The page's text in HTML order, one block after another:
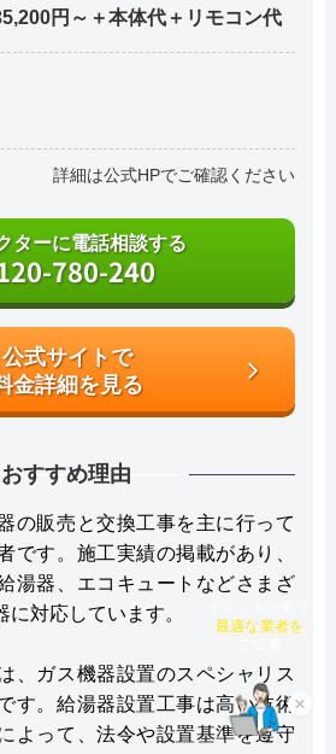
円～＋本体代＋リモコン代
詳細は公式HPでご確認ください
ターに電話相談する
780-240
公式サイトで
金詳細を見る
おすすめ理由
の販売と交換工事を主に行って
です。施工実績の掲載があり、
湯器、エコキュートなどさまざ
に対応しています。
、ガス機器設置のスペシャリス
す。給湯器設置工事は高い技術
よって、法令や設置基準を遵守
×
チャット診断で
最適な業者を